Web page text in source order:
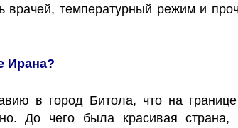
врачей, температурный режим и
Ирана?
в город Битола, что на
До чего была красивая